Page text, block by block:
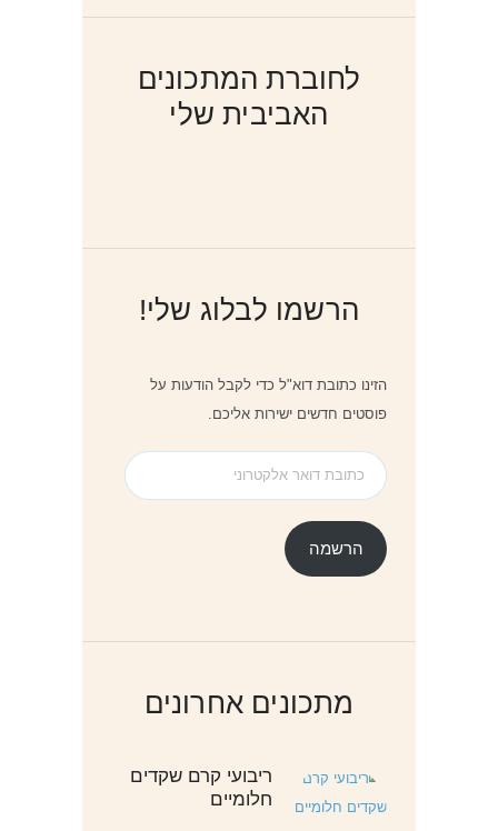
לחוברת המתכונים
האביבית שלי
הרשמו לבלוג שלי!
הזינו כתובת דוא"ל כדי לקבל הודעות על
פוסטים חדשים ישירות אליכם.
כתובת
דואר
אלקטרוני
הרשמה
מתכונים אחרונים
ריבועי קרם שקדים
חלומיים